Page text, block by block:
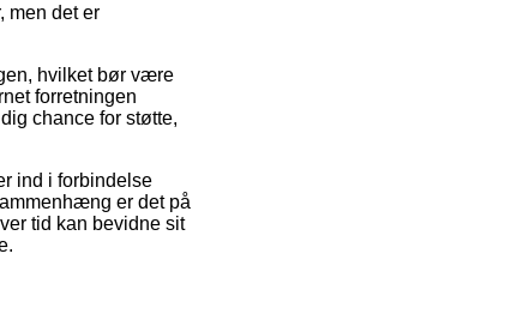
men det er
hvilket bør være
forretningen
chance for støtte,
ind i forbindelse
er det på
tid kan bevidne sit